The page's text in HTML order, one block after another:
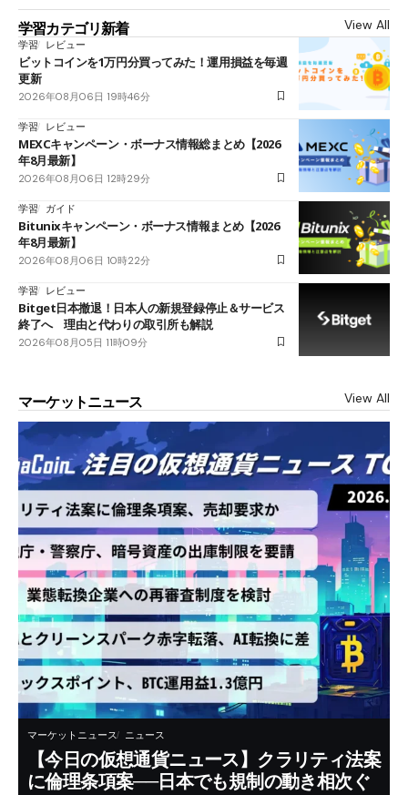
学習カテゴリ新着 View All
学習 レビュー
ビットコインを1万円分買ってみた！運用損益を毎週
更新
2026年08月06日 19時46分
学習 レビュー
MEXCキャンペーン・ボーナス情報総まとめ【2026
年8月最新】
2026年08月06日 12時29分
学習 ガイド
Bitunixキャンペーン・ボーナス情報まとめ【2026
年8月最新】
2026年08月06日 10時22分
学習 レビュー
Bitget日本撤退！日本人の新規登録停止＆サービス
終了へ 理由と代わりの取引所も解説
2026年08月05日 11時09分
マーケットニュース View All
マーケットニュース ニュース
【今日の仮想通貨ニュース】クラリティ法案
に倫理条項案──日本でも規制の動き相次ぐ